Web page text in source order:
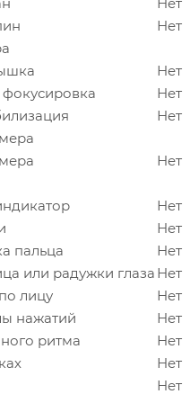
Нет
Нет
Нет
Нет
Нет
Нет
Нет
пальца
Нет
или радужки глаза Нет
лицу
Нет
нажатий
Нет
ритма
Нет
Нет
Нет